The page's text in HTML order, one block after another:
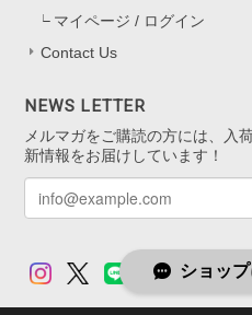
が必要です
添えられま
軽にお立ち
アジャスター
マイページ / ログイン
Contact Us
NEWS LETTER
メルマガをご購読の方には、入
新情報をお届けしています！
ショッ